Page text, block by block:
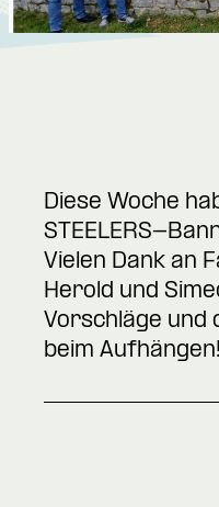
Diese Woche
STEELERS-
Vielen Dank an
Herold und
Vorschläge und
beim Aufhängen!